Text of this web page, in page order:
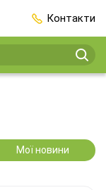
Контакти
2️⃣0️⃣2️⃣7️⃣ Усі
Мої новини